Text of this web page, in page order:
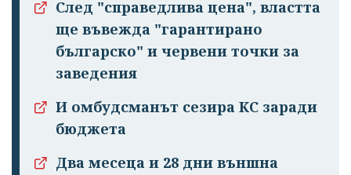
След "справедлива цена", властта
ще въвежда "гарантирано
българско" и червени точки за
заведения
И омбудсманът сезира КС заради
бюджета
Два месеца и 28 дни външна